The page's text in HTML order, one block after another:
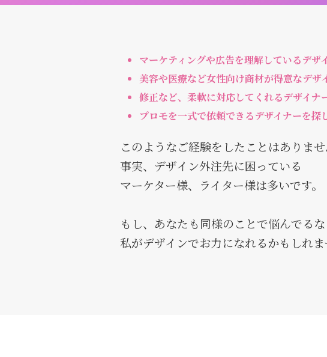
マーケティングや広告を理解しているデザ
美容や医療など女性向け商材が得意なデザ
修正など、柔軟に対応してくれるデザイナ
プロモを一式で依頼できるデザイナーを探
このようなご経験をしたことはありませ
事実、デザイン外注先に困っている
マーケター様、ライター様は多いです。
もし、あなたも同様のことで悩んでる
私がデザインでお力になれるかもしれま